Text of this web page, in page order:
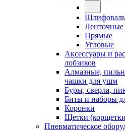
Ленточные
Прямые
Угловые
Аксессуары и
лобзиков
Алмазные,
чашки для ушм
Буры, сверла,
Биты и наборы
Коронки
Щетки
Пневматическое